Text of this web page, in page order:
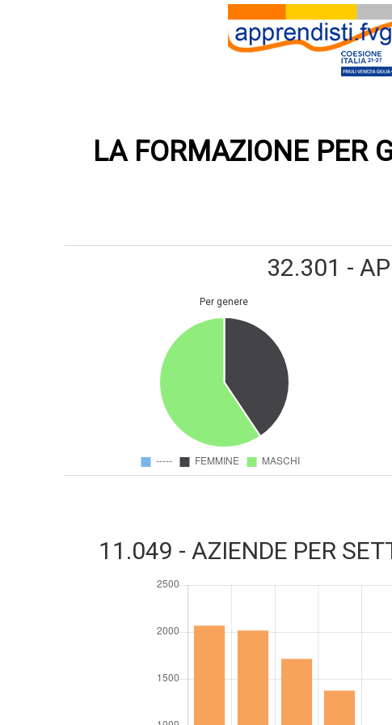
LA FORMAZIONE PER
32.301 -
per genere
11.049 - AZIENDE PER